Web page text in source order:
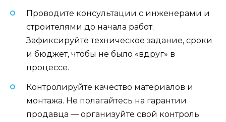
Проводите консультации с инженерами и
строителями до начала работ.
Зафиксируйте техническое задание, сроки
и бюджет, чтобы не было «вдруг» в
процессе.
Контролируйте качество материалов и
монтажа. Не полагайтесь на гарантии
продавца — организуйте свой контроль